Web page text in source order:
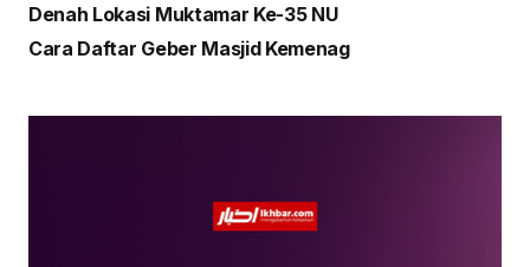
Denah Lokasi Muktamar Ke-35 NU
Cara Daftar Geber Masjid Kemenag